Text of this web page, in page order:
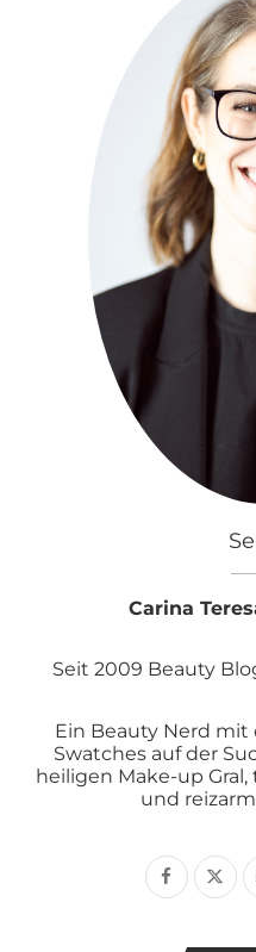
Carina
Seit 2009 Beauty
Ein Beauty Nerd
Swatches auf der
heiligen Make-up
und